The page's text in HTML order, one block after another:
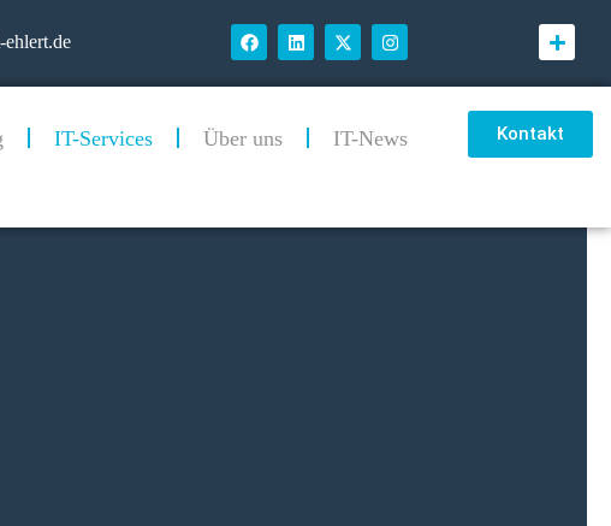
IT-Services Über uns IT-News Kontakt